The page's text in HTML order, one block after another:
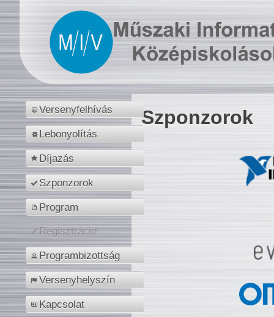
Versenyfelhívás
Lebonyolítás
Díjazás
Szponzorok
Program
Regisztráció
Programbizottság
Versenyhelyszín
Kapcsolat
Szponzorok